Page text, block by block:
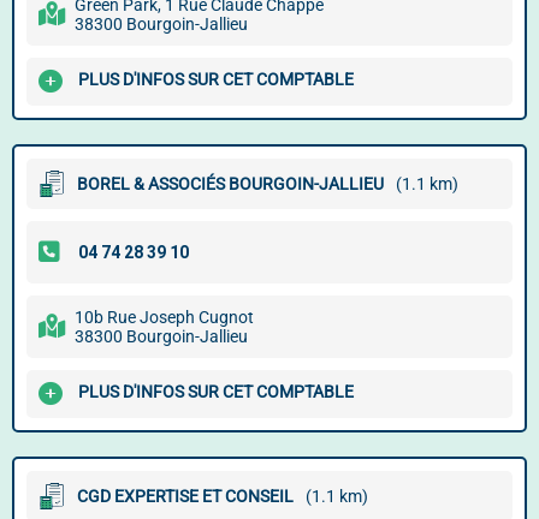
Green Park, 1 Rue Claude Chappe
38300 Bourgoin-Jallieu
PLUS D'INFOS SUR CET COMPTABLE
BOREL & ASSOCIÉS BOURGOIN-JALLIEU (1.1 km)
10b Rue Joseph Cugnot
38300 Bourgoin-Jallieu
PLUS D'INFOS SUR CET COMPTABLE
CGD EXPERTISE ET CONSEIL (1.1 km)